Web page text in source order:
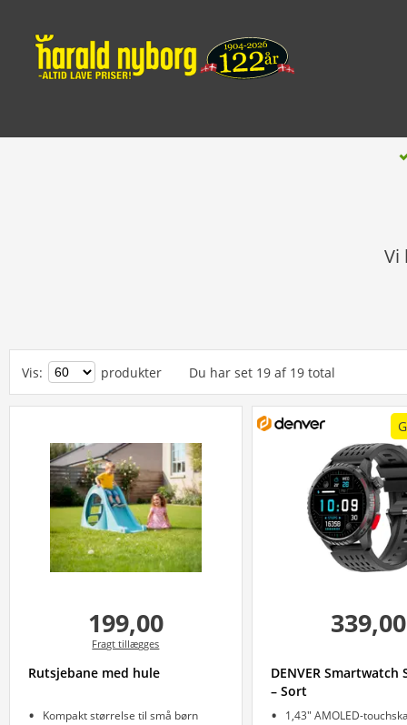
Vi
Vis: produkter Du har set 19 af 19 total
199,00
Fragt tillægges
Rutsjebane med hule
Kompakt størrelse til små børn
339,00
DENVER Smartwatch
– Sort
1,43" AMOLED-